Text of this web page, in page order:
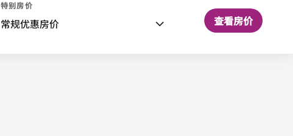
特别房价
常规优惠房价 查看房价